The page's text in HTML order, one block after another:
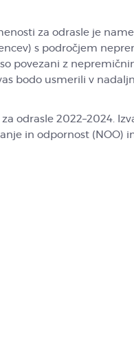
za odrasle je
s področjem
povezani z
bodo usmerili v
odrasle 2022–2024.
in odpornost (NOO)